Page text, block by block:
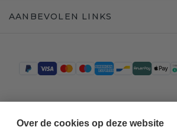
AANBEVOLEN LINKS
Over de cookies op deze website